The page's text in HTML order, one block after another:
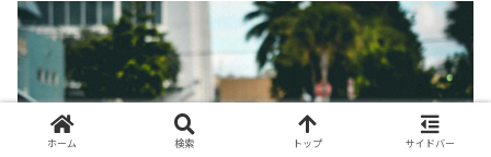
ホーム 検索 トップ サイドバー